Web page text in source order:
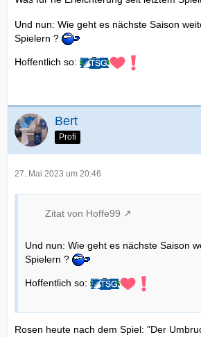
Und nun: Wie geht es nächste Saison
Spielern ?
Hoffentlich so:
Bert
Profi
27. Mai 2023 um 20:46
Zitat von Hoffe99
Und nun: Wie geht es nächste Saison
Spielern ?
Hoffentlich so:
Rosen heute nach dem Spiel: "Der